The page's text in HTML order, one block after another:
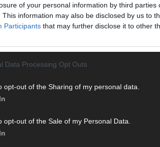
of your personal information by third parties
This information may also be disclosed by us to
Participants that may further disclose it to other
Data Processing Opt Outs
opt-out of the Sharing of my personal data.
opt-out of the Sale of my Personal Data.